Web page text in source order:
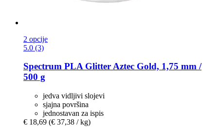
2 opcije
5.0 (3)
Spectrum PLA Glitter Aztec Gold, 1,75 mm /
500 g
jedva vidljivi slojevi
sjajna površina
jednostavan za ispis
€ 18,69 (€ 37,38 / kg)